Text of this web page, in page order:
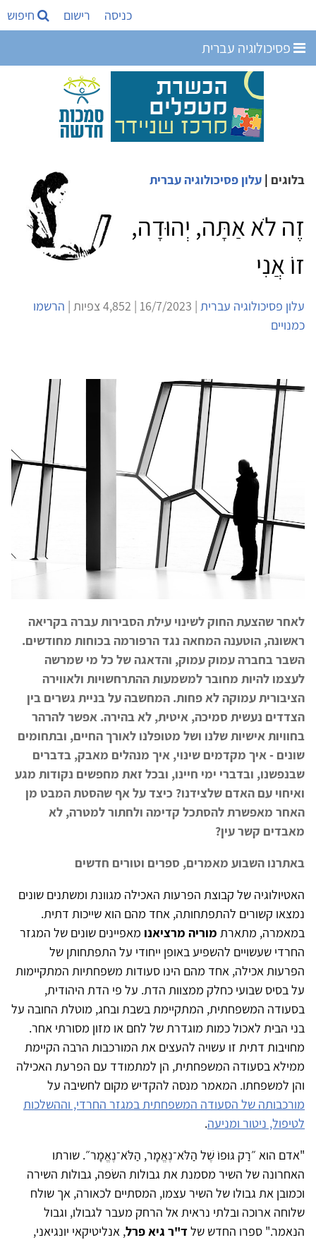
כניסה רישום חיפוש
פסיכולוגיה עברית
בלוגים | עלון פסיכולוגיה עברית
זֶה לֹא אַתָּה, יְהוּדָה,
זוֹ אֲנִי
עלון פסיכולוגיה עברית | 16/7/2023 | 4,852 צפיות |
הרשמו
כמנויים
לאחר שהצעת החוק לשינוי עילת הסבירות עברה בקריאה
ראשונה, הוטענה המחאה נגד הרפורמה בכוחות מחודשים.
השבר בחברה עמוק עמוק, והדאגה של כל מי שמרשה
לעצמו להיות מחובר למשמעות ההתרחשויות ולאווירה
הציבורית עמוקה לא פחות. המחשבה על בניית גשרים בין
הצדדים נעשית סמיכה, איטית, לא בהירה. אפשר להרהר
בחוויות אישיות שלנו ושל מטופלנו לאורך החיים, ובתחומים
שונים - איך מקדמים שינוי, איך מנהלים מאבק, בדברים
שבנפשנו, ובדברי ימי חיינו, ובכל זאת מחפשים נקודות מגע
ואיחוי עם האדם שלצידנו? כיצד על אף שהסטת המבט מן
האחר מאפשרת להסתכל קדימה ולחתור למטרה, לא
מאבדים קשר עין?
באתרנו השבוע מאמרים, ספרים וטורים חדשים
האטיולוגיה של קבוצת הפרעות האכילה מגוונת ומשתנים שונים
נמצאו קשורים להתפתחותה, אחד מהם הוא שייכות דתית.
במאמרה, מתארת מוריה מרציאנו מאפיינים שונים של המגזר
החרדי שעשויים להשפיע באופן ייחודי על התפתחותן של
הפרעות אכילה, אחד מהם הינו סעודות משפחתיות המתקיימות
על בסיס שבועי כחלק ממצוות הדת. על פי הדת היהודית,
בסעודה המשפחתית, המתקיימת בשבת ובחג, מוטלת החובה על
בני הבית לאכול כמות מוגדרת של לחם או מזון מסורתי אחר.
מחויבות דתית זו עשויה להעצים את המורכבות הרבה הקיימת
ממילא בסעודה המשפחתית, הן למתמודד עם הפרעת האכילה
והן למשפחתו. המאמר מנסה להקדיש מקום לחשיבה על
מורכבותה של הסעודה המשפחתית במגזר החרדי, וההשלכות
לטיפול, ניטור ומניעה.
"אדם הוא ״רַק גּוּפוֹ שֶׁל הַלֹּא־נֶאֱמָר, הַלֹּא־נֶאֱמָר״. שורתו
האחרונה של השיר מסמנת את גבולות השׂפה, גבולות השירה
וכמובן את גבולו של השיר עצמו, המסתיים לכאורה, אך שולח
שלוחה ארוכה ובלתי נראית אל הרחק מעבר לגבולו, וגבול
הנאמר." ספרו החדש של ד"ר גיא פרל, אנליטיקאי יונגיאני,